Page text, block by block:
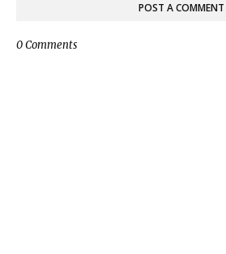
POST A COMMENT
0 Comments